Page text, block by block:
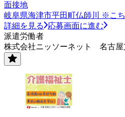
面接地
岐阜県海津市平田町仏師川 ※こ
詳細を見る
応募画面に進む
派遣労働者
株式会社ニッソーネット 名古屋